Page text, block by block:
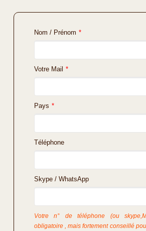
Nom / Prénom *
Votre Mail *
Pays *
Téléphone
Skype / WhatsApp
Votre n° de téléphone (ou
obligatoire , mais fortement conseillé